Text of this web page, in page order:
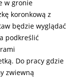
w gronie
koronkową z
będzie wyglądać
podkreślić
Do pracy gdzie
zwiewną